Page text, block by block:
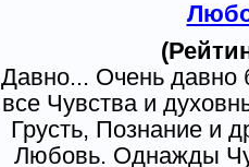
Давно... Очень давно
все Чувства и
Грусть, Познание и
Любовь. Однажды